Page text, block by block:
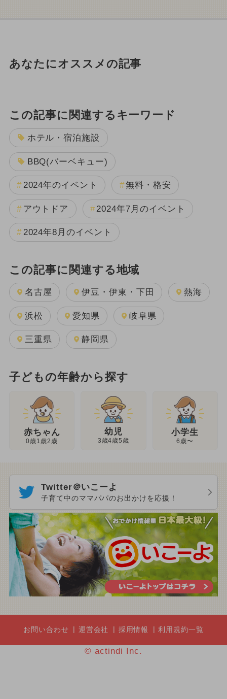
あなたにオススメの記事
この記事に関連するキーワード
ホテル・宿泊施設
BBQ(バーベキュー)
2024年のイベント 無料・格安
アウトドア 2024年7月のイベント
2024年8月のイベント
この記事に関連する地域
名古屋 伊豆・伊東・下田 熱海
浜松 愛知県 岐阜県
三重県 静岡県
子どもの年齢から探す
赤ちゃん
0歳1歳2歳
幼児
3歳4歳5歳
小学生
6歳〜
Twitter＠いこーよ
子育て中のママパパのお出かけを応援！
お問い合わせ 運営会社 採用情報 利用規約一覧
© actindi Inc.